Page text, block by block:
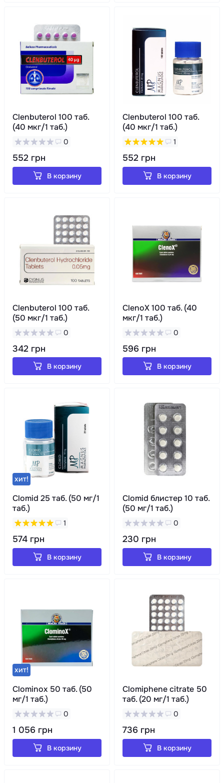
Clenbuterol 100 таб.
(40 мкг/1 таб.)
0
552 грн
В корзину
Clenbuterol 100 таб.
(40 мкг/1 таб.)
1
552 грн
В корзину
Clenbuterol 100 таб.
(50 мкг/1 таб.)
0
342 грн
В корзину
ClenoX 100 таб. (40
мкг/1 таб.)
0
596 грн
В корзину
хит!
Clomid 25 таб. (50 мг/1
таб.)
1
574 грн
В корзину
Clomid блистер 10 таб.
(50 мг/1 таб.)
0
230 грн
В корзину
хит!
Clominox 50 таб. (50
мг/1 таб.)
0
1 056 грн
В корзину
Clomiphene citrate 50
таб. (20 мг/1 таб.)
0
736 грн
В корзину